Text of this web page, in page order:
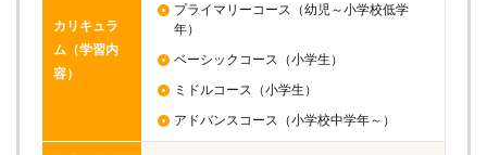
カリキュラ
ム（学習内
容）
プライマリーコース（幼児～小学校低学
年）
ベーシックコース（小学生）
ミドルコース（小学生）
アドバンスコース（小学校中学年～）